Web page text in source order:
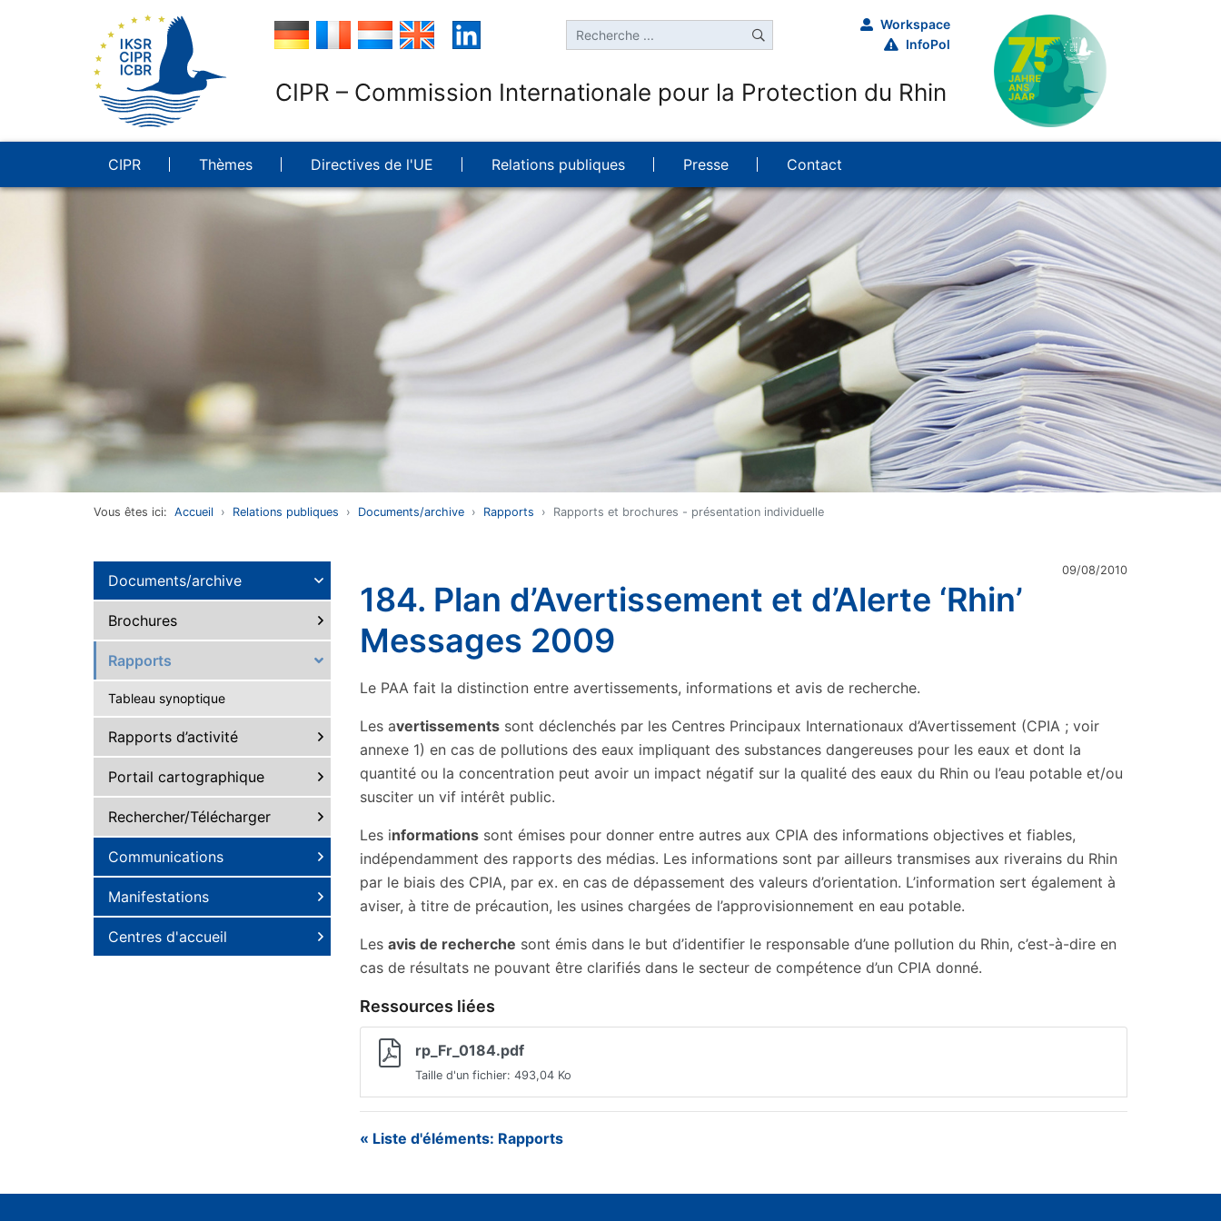
Workspace
InfoPol
CIPR – Commission Internationale pour la Protection du Rhin
CIPR Thèmes Directives de l'UE Relations publiques Presse Contact
Vous êtes ici: Accueil Relations publiques Documents/archive Rapports Rapports et brochures - présentation individuelle
Documents/archive
Brochures
Rapports
Tableau synoptique
Rapports d’activité
Portail cartographique
Rechercher/Télécharger
Communications
Manifestations
Centres d'accueil
09/08/2010
184. Plan d’Avertissement et d’Alerte ‘Rhin’
Messages 2009
Le PAA fait la distinction entre avertissements, informations et avis de recherche.
Les avertissementssont déclenchés par les Centres Principaux Internationaux d’Avertissement (CPIA ; voir
annexe 1) en cas de pollutions des eaux impliquant des substances dangereuses pour les eaux et dont la
quantité ou la concentration peut avoir un impact négatif sur la qualité des eaux du Rhin ou l’eau potable et/ou
susciter un vif intérêt public.
Les informationssont émises pour donner entre autres aux CPIA des informations objectives et fiables,
indépendamment des rapports des médias. Les informations sont par ailleurs transmises aux riverains du Rhin
par le biais des CPIA, par ex. en cas de dépassement des valeurs d’orientation. L’information sert également à
aviser, à titre de précaution, les usines chargées de l’approvisionnement en eau potable.
Les avis de recherche sont émis dans le but d’identifier le responsable d’une pollution du Rhin, c’est-à-dire en
cas de résultats ne pouvant être clarifiés dans le secteur de compétence d’un CPIA donné.
Ressources liées
rp_Fr_0184.pdf
Taille d'un fichier: 493,04 Ko
« Liste d'éléments: Rapports